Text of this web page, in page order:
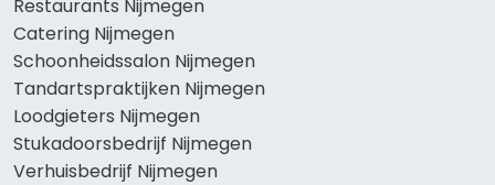
Restaurants Nijmegen
Catering Nijmegen
Schoonheidssalon Nijmegen
Tandartspraktijken Nijmegen
Loodgieters Nijmegen
Stukadoorsbedrijf Nijmegen
Verhuisbedrijf Nijmegen